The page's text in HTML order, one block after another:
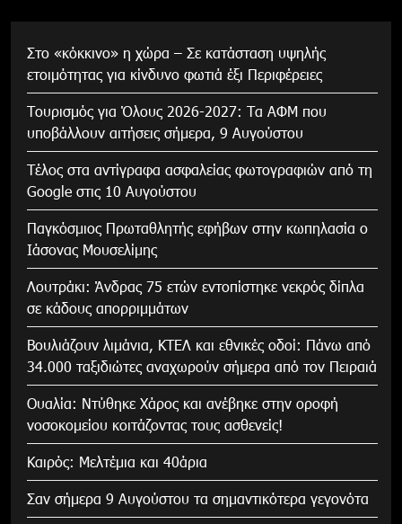
Στο «κόκκινο» η χώρα – Σε κατάσταση υψηλής
ετοιμότητας για κίνδυνο φωτιά έξι Περιφέρειες
Τουρισμός για Όλους 2026-2027: Τα ΑΦΜ που
υποβάλλουν αιτήσεις σήμερα, 9 Αυγούστου
Τέλος στα αντίγραφα ασφαλείας φωτογραφιών από τη
Google στις 10 Αυγούστου
Παγκόσμιος Πρωταθλητής εφήβων στην κωπηλασία ο
Ιάσονας Μουσελίμης
Λουτράκι: Άνδρας 75 ετών εντοπίστηκε νεκρός δίπλα
σε κάδους απορριμμάτων
Βουλιάζουν λιμάνια, ΚΤΕΛ και εθνικές οδοί: Πάνω από
34.000 ταξιδιώτες αναχωρούν σήμερα από τον Πειραιά
Ουαλία: Ντύθηκε Χάρος και ανέβηκε στην οροφή
νοσοκομείου κοιτάζοντας τους ασθενείς!
Καιρός: Μελτέμια και 40άρια
Σαν σήμερα 9 Αυγούστου τα σημαντικότερα γεγονότα